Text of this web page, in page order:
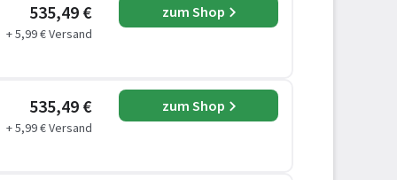
535,49 €
+ 5,99 € Versand
zum Shop
535,49 €
+ 5,99 € Versand
zum Shop